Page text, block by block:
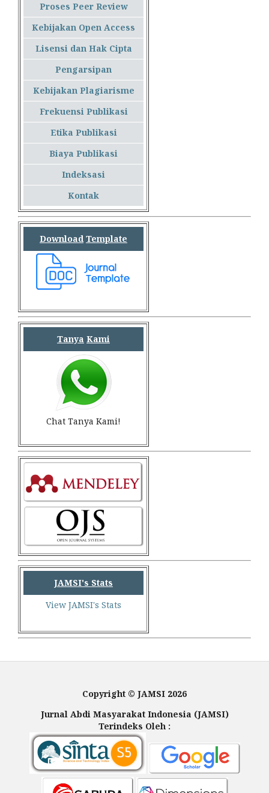
Proses Peer Review
Kebijakan Open Access
Lisensi dan Hak Cipta
Pengarsipan
Kebijakan Plagiarisme
Frekuensi Publikasi
Etika Publikasi
Biaya Publikasi
Indeksasi
Kontak
Download Template
Tanya Kami
Chat Tanya Kami!
JAMSI's Stats
View JAMSI's Stats
Copyright © JAMSI 2026
Jurnal Abdi Masyarakat Indonesia (JAMSI)
Terindeks Oleh :